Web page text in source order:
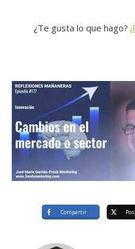
¿Te gusta lo que hago?
Compartir